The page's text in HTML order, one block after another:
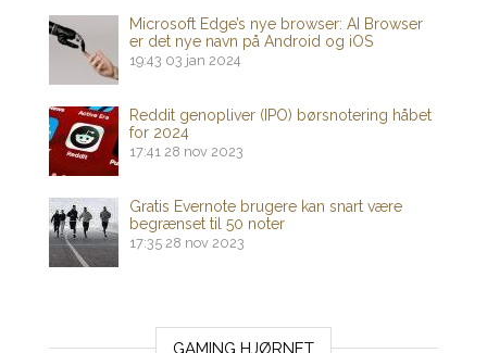
Microsoft Edge’s nye browser: AI Browser
er det nye navn på Android og iOS
19:43 03 jan 2024
Reddit genopliver (IPO) børsnotering håbet
for 2024
17:41 28 nov 2023
Gratis Evernote brugere kan snart være
begrænset til 50 noter
17:35 28 nov 2023
GAMING HJØRNET